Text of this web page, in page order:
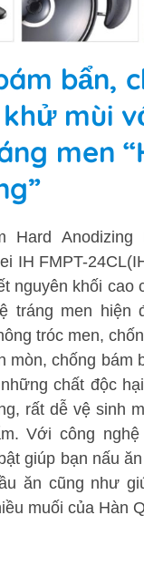
bẩn,
mùi
men
Hard Anodizing
IH FMPT-
nguyên khối cao
tráng men hiện
tróc men,
mòn, chống bám
chất độc
rất dễ vệ sinh
Với công
giúp bạn nấu
ăn cũng như
muối của Hàn